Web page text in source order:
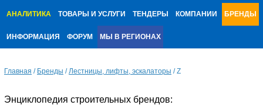
АНАЛИТИКА ТОВАРЫ И УСЛУГИ ТЕНДЕРЫ КОМПАНИИ БРЕНДЫ
ИНФОРМАЦИЯ ФОРУМ МЫ В РЕГИОНАХ
Главная / Бренды / Лестницы, лифты, эскалаторы /Z
Энциклопедия строительных брендов: